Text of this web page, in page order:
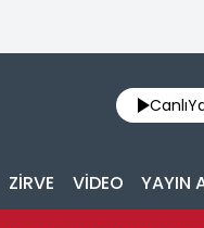
Canlı
ZİRVE VİDEO YAYIN